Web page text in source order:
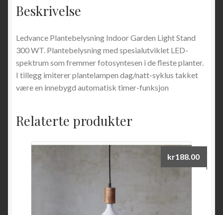
Beskrivelse
Ledvance Plantebelysning Indoor Garden Light Stand
300 WT. Plantebelysning med spesialutviklet LED-
spektrum som fremmer fotosyntesen i de fleste planter.
I tillegg imiterer plantelampen dag/natt-syklus takket
være en innebygd automatisk timer-funksjon
Relaterte produkter
kr188.00